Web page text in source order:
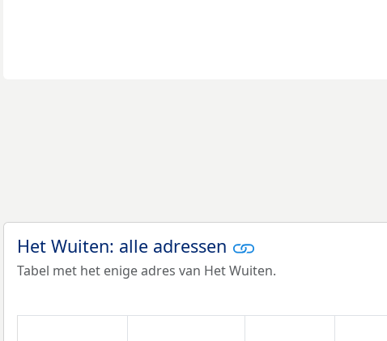
Het Wuiten: alle adressen
Tabel met het enige adres van Het Wuiten.